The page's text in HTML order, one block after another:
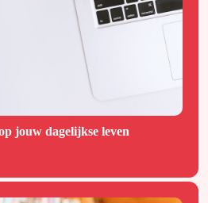
jouw dagelijkse leven